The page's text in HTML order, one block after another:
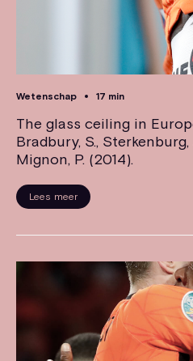
Wetenschap 17 min
The glass ceiling in
Bradbury, S., Sterkenburg,
Mignon, P. (2014).
Lees meer